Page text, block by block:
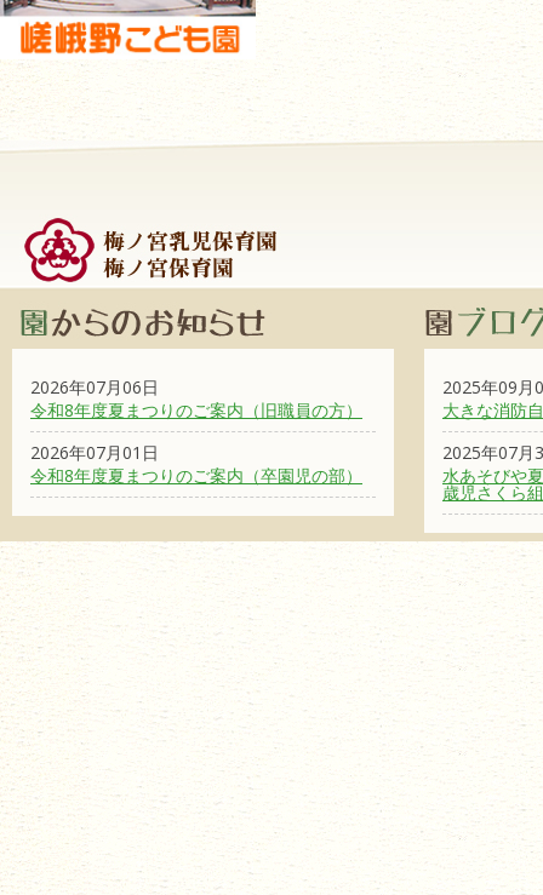
2026年07月06日
令和8年度夏まつりのご案内（旧職員の方）
2026年07月01日
令和8年度夏まつりのご案内（卒園児の部）
2025年09月
大きな消防
2025年07月
水あそびや
歳児さくら